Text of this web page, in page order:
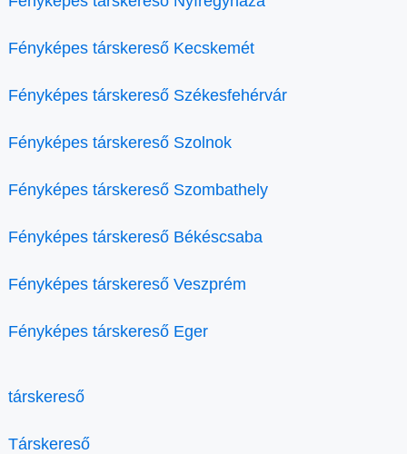
Fényképes társkereső Kecskemét
Fényképes társkereső Székesfehérvár
Fényképes társkereső Szolnok
Fényképes társkereső Szombathely
Fényképes társkereső Békéscsaba
Fényképes társkereső Veszprém
Fényképes társkereső Eger
társkereső
Társkereső